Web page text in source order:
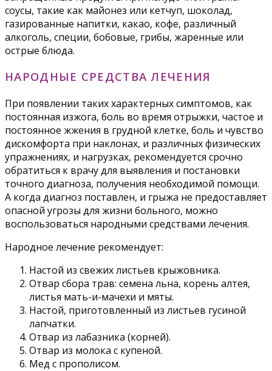
соусы, такие как майонез или кетчуп, шоколад,
газированные напитки, какао, кофе, различный
алкоголь, специи, бобовые, грибы, жаренные или
острые блюда.
НАРОДНЫЕ СРЕДСТВА ЛЕЧЕНИЯ
При появлении таких характерных симптомов, как
постоянная изжога, боль во время отрыжки, частое и
постоянное жжения в грудной клетке, боль и чувство
дискомфорта при наклонах, и различных физических
упражнениях, и нагрузках, рекомендуется срочно
обратиться к врачу для выявления и постановки
точного диагноза, получения необходимой помощи.
А когда диагноз поставлен, и грыжа не предоставляет
опасной угрозы для жизни больного, можно
воспользоваться народными средствами лечения.
Народное лечение рекомендует:
Настой из свежих листьев крыжовника.
Отвар сбора трав: семена льна, корень алтея,
листья мать-и-мачехи и мяты.
Настой, приготовленный из листьев гусиной
лапчатки.
Отвар из лабазника (корней).
Отвар из молока с купеной.
Мед с прополисом.